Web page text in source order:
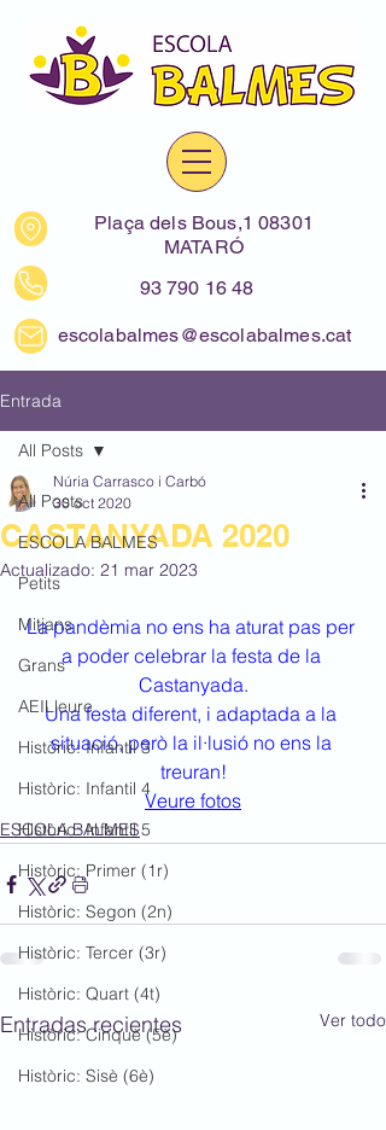
Plaça dels Bous,1 08301
MATARÓ
93 790 16 48
escolabalmes@escolabalmes.cat
Entrada
All Posts
ESCOLA BALMES
Petits
Mitjans
Grans
AEILleure
Històric: Infantil 3
Històric: Infantil 4
Històric: Infantil 5
Històric: Primer (1r)
Històric: Segon (2n)
Històric: Tercer (3r)
Històric: Quart (4t)
Històric: Cinquè (5è)
Històric: Sisè (6è)
All Posts
CASTANYADA 2020
Núria Carrasco i Carbó
30 oct 2020
Actualizado: 21 mar 2023
La pandèmia no ens ha aturat pas per
a poder celebrar la festa de la
Castanyada.
Una festa diferent, i adaptada a la
situació, però la il·lusió no ens la
treuran!
Veure fotos
ESCOLA BALMES
Entradas recientes Ver todo